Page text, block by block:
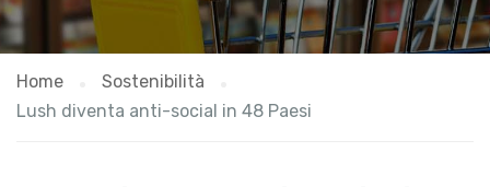
Home
Sostenibilità
Lush diventa anti-social in 48 Paesi